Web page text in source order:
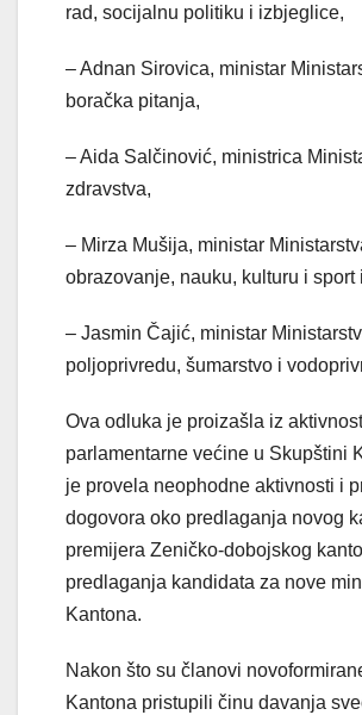
rad, socijalnu politiku i izbjeglice,
– Adnan Sirovica, ministar
boračka pitanja,
– Aida Salčinović, ministrica
zdravstva,
– Mirza Mušija, ministar
obrazovanje, nauku, kulturu i sport i
– Jasmin Čajić, ministar
poljoprivredu, šumarstvo i
Ova odluka je proizašla iz
parlamentarne većine u Skupštini
je provela neophodne aktivnosti i
dogovora oko predlaganja novog
premijera Zeničko-dobojskog
predlaganja kandidata za nove
Kantona.
Nakon što su članovi
Kantona pristupili činu davanja